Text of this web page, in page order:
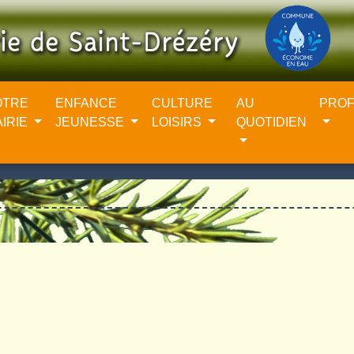
ENFANCE
JEUNESSE
CULTURE
LOISIRS
AU
QUOTIDIEN